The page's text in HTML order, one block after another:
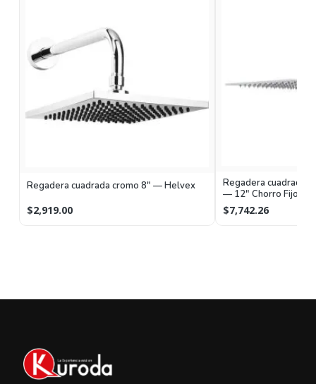
Regadera cuadrada cromo 8" — Helvex
$2,919.00
Regadera cuadrada
— 12" Chorro Fijo
$7,742.26